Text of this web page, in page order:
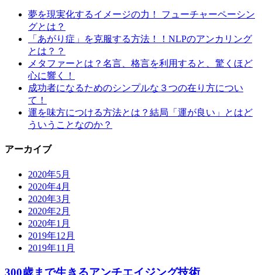
夢を現実化するイメージの力！ フューチャーペーシン
グとは？
「あがり症」を克服する方法！！NLPのアンカリング
とは？？
メタファーとは？名言、格言を利用すると、驚くほど
心に響く！
成功者になるためのシンプルな３つの在り方につい
て！
運を味方につける方法とは？結局「運が良い」とはど
ういうことなのか？
アーカイブ
2020年5月
2020年4月
2020年3月
2020年2月
2020年1月
2019年12月
2019年11月